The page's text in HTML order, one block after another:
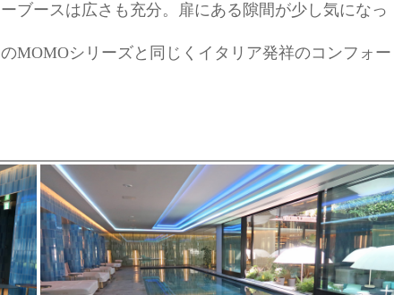
ブースは広さも充分。扉にある隙間が少し気になっ
MOMOシリーズと同じくイタリア発祥のコンフォー